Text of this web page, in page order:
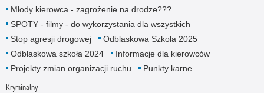
Młody kierowca - zagrożenie na drodze???
SPOTY - filmy - do wykorzystania dla wszystkich
Stop agresji drogowej
Odblaskowa Szkoła 2025
Odblaskowa szkoła 2024
Informacje dla kierowców
Projekty zmian organizacji ruchu
Punkty karne
Kryminalny